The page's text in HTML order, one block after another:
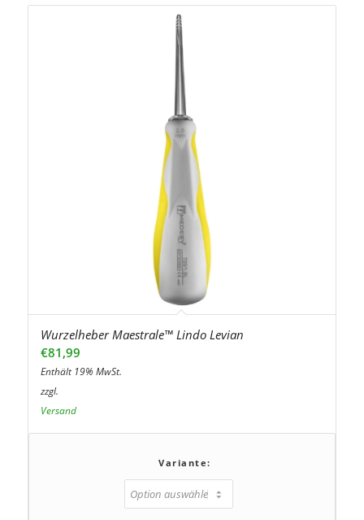
Wurzelheber Maestrale™ Lindo Levian
€81,99
Enthält 19% MwSt.
zzgl.
Versand
Variante: